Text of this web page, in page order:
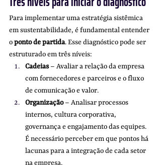
Para implementar uma estratégia sistêmica
em sustentabilidade, é fundamental entender
o ponto de partida. Esse diagnóstico pode ser
estruturado em três níveis:
Cadeias – Avaliar a relação da empresa
com fornecedores e parceiros e o fluxo
de comunicação e valor.
Organização – Analisar processos
internos, cultura corporativa,
governança e engajamento das equipes.
É necessário perceber em que pontos há
lacunas para a integração de cada setor
na empresa.